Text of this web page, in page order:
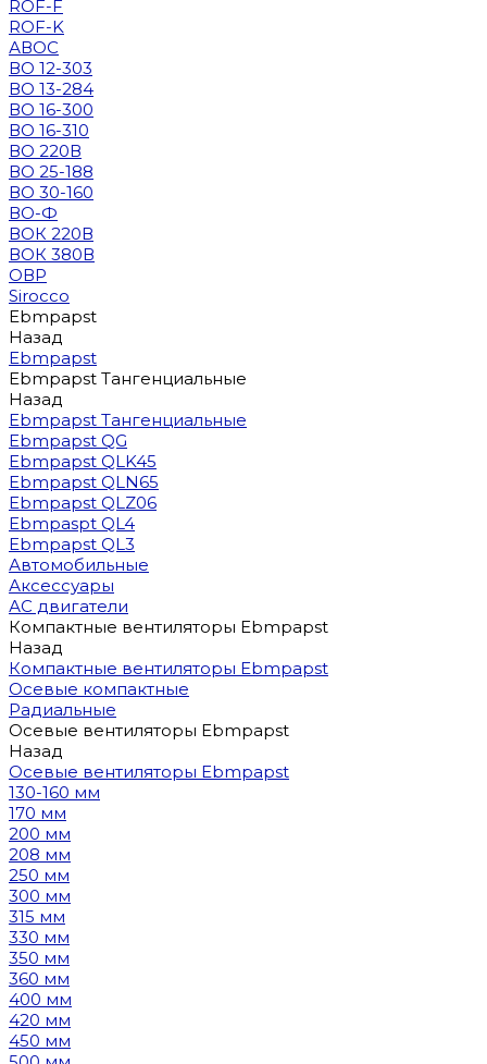
ROF-F
ROF-K
АВОС
ВО 12-303
ВО 13-284
ВО 16-300
ВО 16-310
ВО 220В
ВО 25-188
ВО 30-160
ВО-Ф
ВОК 220В
ВОК 380В
ОВР
Sirocco
Ebmpapst
Назад
Ebmpapst
Ebmpapst Тангенциальные
Назад
Ebmpapst Тангенциальные
Ebmpapst QG
Ebmpapst QLK45
Ebmpapst QLN65
Ebmpapst QLZ06
Ebmpaspt QL4
Ebmpapst QL3
Автомобильные
Аксессуары
АС двигатели
Компактные вентиляторы Ebmpapst
Назад
Компактные вентиляторы Ebmpapst
Осевые компактные
Радиальные
Осевые вентиляторы Ebmpapst
Назад
Осевые вентиляторы Ebmpapst
130-160 мм
170 мм
200 мм
208 мм
250 мм
300 мм
315 мм
330 мм
350 мм
360 мм
400 мм
420 мм
450 мм